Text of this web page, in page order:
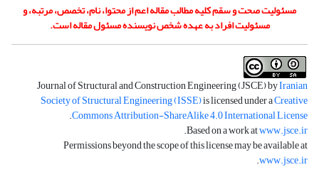
مسئولیت صحت و سقم کلیه مطالب مقاله اعم از محتوا، نام، تخصص، مرتبه، و
مسئولیت افراد به عهده شخص نویسنده مسئول مقاله است.
Journal of Structural and Construction Engineering (JSCE) byIranian
Society of Structural Engineering (ISSE)is licensed under aCreative
Commons Attribution-ShareAlike 4.0 International License
.
Based on a work atwww.jsce.ir
.
Permissions beyond the scope of this license may be available at
www.jsce.ir
.